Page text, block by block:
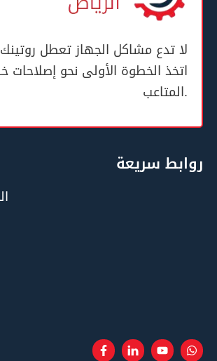
روابط سريعة
لا تدع مشاكل الجهاز تعطل
اتخذ الخطوة الأولى نحو إصلاحات
المتاعب.